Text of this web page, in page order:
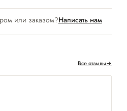
или заказом?Написать нам
Все отзывы→